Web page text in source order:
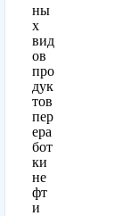
ны
х
вид
ов
про
дук
тов
пер
ера
бот
ки
не
фт
и